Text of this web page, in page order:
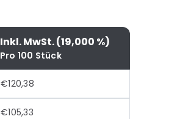
Inkl. MwSt. (19,000 %)
Pro 100 Stück
€120,38
€105,33